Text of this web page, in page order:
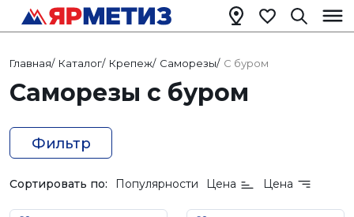
Главная/ Каталог/ Крепеж/ Саморезы/ С буром
Саморезы с буром
Фильтр
Сортировать по: Популярности Цена Цена